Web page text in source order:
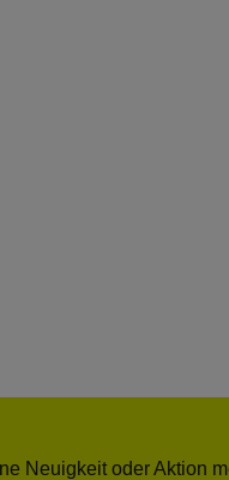
Neuigkeit oder Aktion